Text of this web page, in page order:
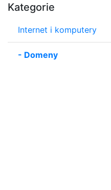
Kategorie
Internet i komputery
- Domeny